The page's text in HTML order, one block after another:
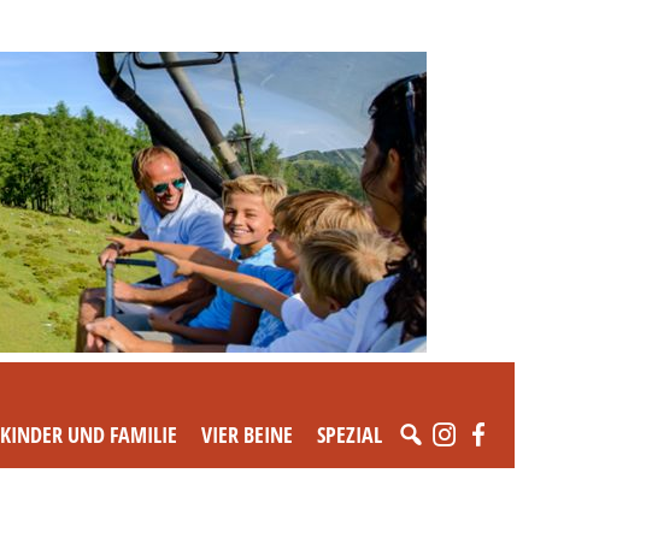
KINDER UND FAMILIE VIER BEINE SPEZIAL